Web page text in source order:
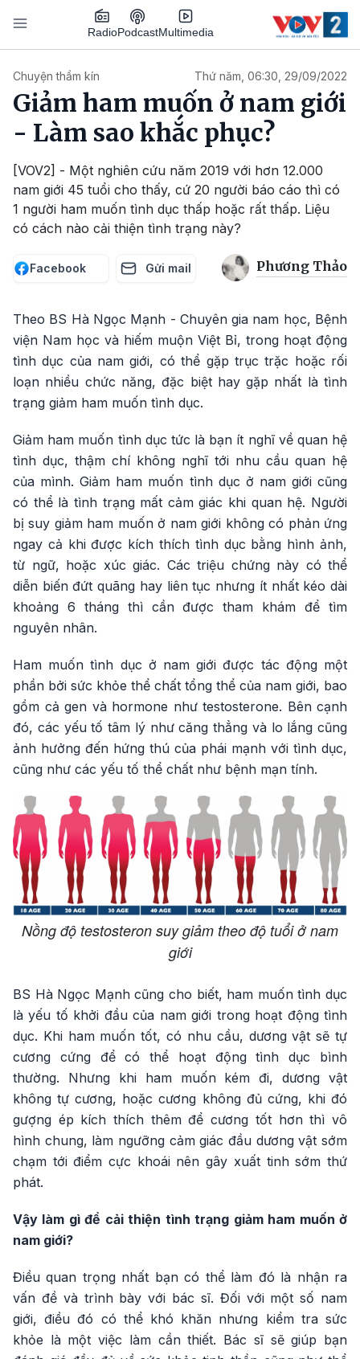
Nhảy đến nội dung
RadioPodcastMultimedia
Chuyện thầm kín Thứ năm, 06:30, 29/09/2022
Giảm ham muốn ở nam giới
- Làm sao khắc phục?
[VOV2] - Một nghiên cứu năm 2019 với hơn 12.000
nam giới 45 tuổi cho thấy, cứ 20 người báo cáo thì có
1 người ham muốn tình dục thấp hoặc rất thấp. Liệu
có cách nào cải thiện tình trạng này?
Facebook Gửi mail Phương Thảo
Theo BS Hà Ngọc Mạnh - Chuyên gia nam học, Bệnh
viện Nam học và hiếm muộn Việt Bỉ, trong hoạt động
tình dục của nam giới, có thể gặp trục trặc hoặc rối
loạn nhiều chức năng, đặc biệt hay gặp nhất là tình
trạng giảm ham muốn tình dục.
Giảm ham muốn tình dục tức là bạn ít nghĩ về quan hệ
tình dục, thậm chí không nghĩ tới nhu cầu quan hệ
của mình. Giảm ham muốn tình dục ở nam giới cũng
có thể là tình trạng mất cảm giác khi quan hệ. Người
bị suy giảm ham muốn ở nam giới không có phản ứng
ngay cả khi được kích thích tình dục bằng hình ảnh,
từ ngữ, hoặc xúc giác. Các triệu chứng này có thể
diễn biến đứt quãng hay liên tục nhưng ít nhất kéo dài
khoảng 6 tháng thì cần được tham khám để tìm
nguyên nhân.
Ham muốn tình dục ở nam giới được tác động một
phần bởi sức khỏe thể chất tổng thể của nam giới, bao
gồm cả gen và hormone như testosterone. Bên cạnh
đó, các yếu tố tâm lý như căng thẳng và lo lắng cũng
ảnh hưởng đến hứng thú của phái mạnh với tình dục,
cũng như các yếu tố thể chất như bệnh mạn tính.
Nồng độ testosteron suy giảm theo độ tuổi ở nam
giới
BS Hà Ngọc Mạnh cũng cho biết, ham muốn tình dục
là yếu tố khởi đầu của nam giới trong hoạt động tình
dục. Khi ham muốn tốt, có nhu cầu, dương vật sẽ tự
cương cứng để có thể hoạt động tình dục bình
thường. Nhưng khi ham muốn kém đi, dương vật
không tự cương, hoặc cương không đủ cứng, khi đó
gượng ép kích thích thêm để cương tốt hơn thì vô
hình chung, làm ngưỡng cảm giác đầu dương vật sớm
chạm tới điểm cực khoái nên gây xuất tinh sớm thứ
phát.
Vậy làm gì để cải thiện tình trạng giảm ham muốn ở
nam giới?
Điều quan trọng nhất bạn có thể làm đó là nhận ra
vấn đề và trình bày với bác sĩ. Đối với một số nam
giới, điều đó có thể khó khăn nhưng kiểm tra sức
khỏe là một việc làm cần thiết. Bác sĩ sẽ giúp bạn